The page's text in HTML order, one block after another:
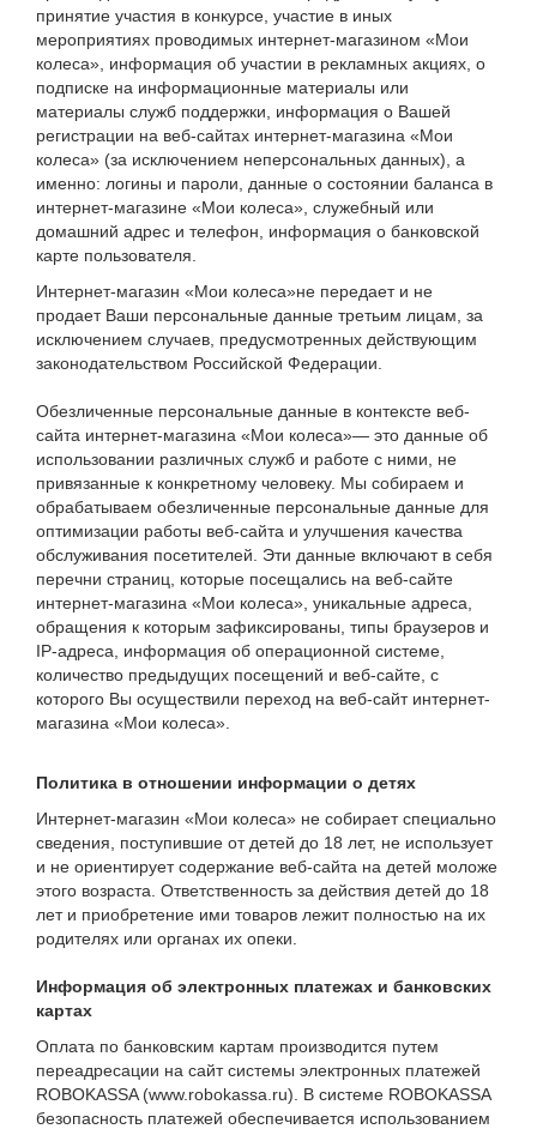
принятие участия в конкурсе, участие в иных
мероприятиях проводимых интернет-магазином «Мои
колеса», информация об участии в рекламных акциях, о
подписке на информационные материалы или
материалы служб поддержки, информация о Вашей
регистрации на веб-сайтах интернет-магазина «Мои
колеса» (за исключением неперсональных данных), а
именно: логины и пароли, данные о состоянии баланса в
интернет-магазине «Мои колеса», служебный или
домашний адрес и телефон, информация о банковской
карте пользователя.
Интернет-магазин «Мои колеса»не передает и не
продает Ваши персональные данные третьим лицам, за
исключением случаев, предусмотренных действующим
законодательством Российской Федерации.
Обезличенные персональные данные в контексте веб-
сайта интернет-магазина «Мои колеса»— это данные об
использовании различных служб и работе с ними, не
привязанные к конкретному человеку. Мы собираем и
обрабатываем обезличенные персональные данные для
оптимизации работы веб-сайта и улучшения качества
обслуживания посетителей. Эти данные включают в себя
перечни страниц, которые посещались на веб-сайте
интернет-магазина «Мои колеса», уникальные адреса,
обращения к которым зафиксированы, типы браузеров и
IP-адреса, информация об операционной системе,
количество предыдущих посещений и веб-сайте, с
которого Вы осуществили переход на веб-сайт интернет-
магазина «Мои колеса».
Политика в отношении информации о детях
Интернет-магазин «Мои колеса» не собирает специально
сведения, поступившие от детей до 18 лет, не использует
и не ориентирует содержание веб-сайта на детей моложе
этого возраста. Ответственность за действия детей до 18
лет и приобретение ими товаров лежит полностью на их
родителях или органах их опеки.
Информация об электронных платежах и банковских
картах
Оплата по банковским картам производится путем
переадресации на сайт системы электронных платежей
ROBOKASSA (www.robokassa.ru). В системе ROBOKASSA
безопасность платежей обеспечивается использованием